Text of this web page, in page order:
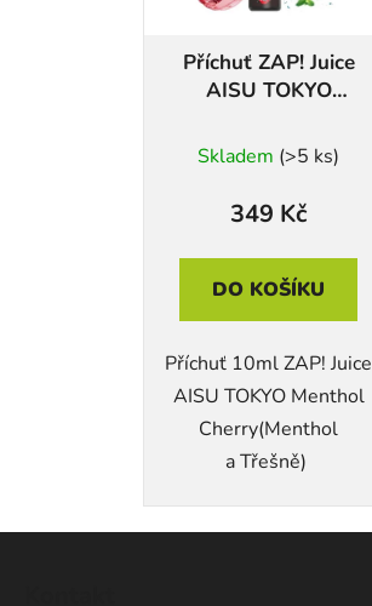
Příchuť ZAP! Juice
AISU TOKYO
Skladem (>5 ks)
349 Kč
DO KOŠÍKU
Příchuť 10ml ZAP! Juice
AISU TOKYO Menthol
Cherry(Menthol
a Třešně)